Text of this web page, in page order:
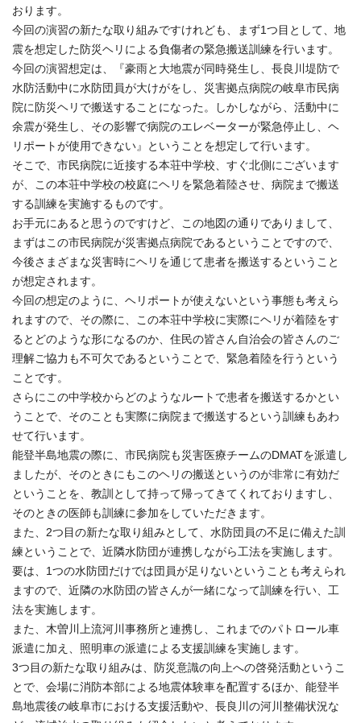
おります。
今回の演習の新たな取り組みですけれども、まず1つ目として、地
震を想定した防災ヘリによる負傷者の緊急搬送訓練を行います。
今回の演習想定は、『豪雨と大地震が同時発生し、長良川堤防で
水防活動中に水防団員が大けがをし、災害拠点病院の岐阜市民病
院に防災ヘリで搬送することになった。しかしながら、活動中に
余震が発生し、その影響で病院のエレベーターが緊急停止し、ヘ
リポートが使用できない』ということを想定して行います。
そこで、市民病院に近接する本荘中学校、すぐ北側にございます
が、この本荘中学校の校庭にヘリを緊急着陸させ、病院まで搬送
する訓練を実施するものです。
お手元にあると思うのですけど、この地図の通りでありまして、
まずはこの市民病院が災害拠点病院であるということですので、
今後さまざまな災害時にヘリを通じて患者を搬送するということ
が想定されます。
今回の想定のように、ヘリポートが使えないという事態も考えら
れますので、その際に、この本荘中学校に実際にヘリが着陸をす
るとどのような形になるのか、住民の皆さん自治会の皆さんのご
理解ご協力も不可欠であるということで、緊急着陸を行うという
ことです。
さらにこの中学校からどのようなルートで患者を搬送するかとい
うことで、そのことも実際に病院まで搬送するという訓練もあわ
せて行います。
能登半島地震の際に、市民病院も災害医療チームのDMATを派遣し
ましたが、そのときにもこのヘリの搬送というのが非常に有効だ
ということを、教訓として持って帰ってきてくれておりますし、
そのときの医師も訓練に参加をしていただきます。
また、2つ目の新たな取り組みとして、水防団員の不足に備えた訓
練ということで、近隣水防団が連携しながら工法を実施します。
要は、1つの水防団だけでは団員が足りないということも考えられ
ますので、近隣の水防団の皆さんが一緒になって訓練を行い、工
法を実施します。
また、木曽川上流河川事務所と連携し、これまでのパトロール車
派遣に加え、照明車の派遣による支援訓練を実施します。
3つ目の新たな取り組みは、防災意識の向上への啓発活動というこ
とで、会場に消防本部による地震体験車を配置するほか、能登半
島地震後の岐阜市における支援活動や、長良川の河川整備状況な